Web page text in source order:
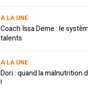
A LA UNE
Coach Issa Deme : le
talents
A LA UNE
Dori : quand la malnutrition
!